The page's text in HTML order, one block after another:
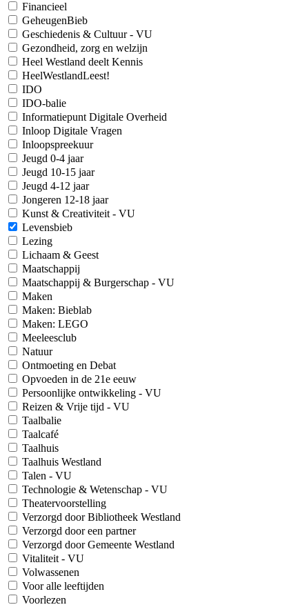
Financieel
GeheugenBieb
Geschiedenis & Cultuur - VU
Gezondheid, zorg en welzijn
Heel Westland deelt Kennis
HeelWestlandLeest!
IDO
IDO-balie
Informatiepunt Digitale Overheid
Inloop Digitale Vragen
Inloopspreekuur
Jeugd 0-4 jaar
Jeugd 10-15 jaar
Jeugd 4-12 jaar
Jongeren 12-18 jaar
Kunst & Creativiteit - VU
Levensbieb
Lezing
Lichaam & Geest
Maatschappij
Maatschappij & Burgerschap - VU
Maken
Maken: Bieblab
Maken: LEGO
Meeleesclub
Natuur
Ontmoeting en Debat
Opvoeden in de 21e eeuw
Persoonlijke ontwikkeling - VU
Reizen & Vrije tijd - VU
Taalbalie
Taalcafé
Taalhuis
Taalhuis Westland
Talen - VU
Technologie & Wetenschap - VU
Theatervoorstelling
Verzorgd door Bibliotheek Westland
Verzorgd door een partner
Verzorgd door Gemeente Westland
Vitaliteit - VU
Volwassenen
Voor alle leeftijden
Voorlezen